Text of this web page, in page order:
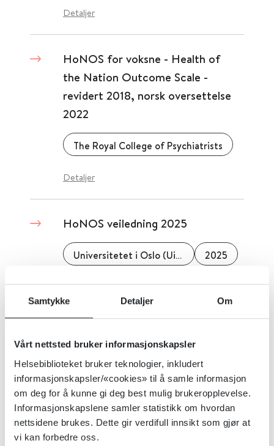
Samtykke Detaljer Om
Vårt nettsted bruker informasjonskapsler
Helsebiblioteket bruker teknologier, inkludert
informasjonskapsler/«cookies» til å samle informasjon
om deg for å kunne gi deg best mulig brukeropplevelse.
Informasjonskapslene samler statistikk om hvordan
nettsidene brukes. Dette gir verdifull innsikt som gjør at
vi kan forbedre oss.
Detaljer
HoNOS for voksne - Health of
the Nation Outcome Scale -
revidert 2018, norsk oversettelse
2022
The Royal College of Psychiatrists
Detaljer
HoNOS veiledning 2025
Universitetet i Oslo (UiO) 2025
Detaljer
Outcome Scale 2002
Helsebiblioteket The Royal College of Psychiatrists
Detaljer